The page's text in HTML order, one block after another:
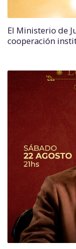
El Ministerio de
cooperación